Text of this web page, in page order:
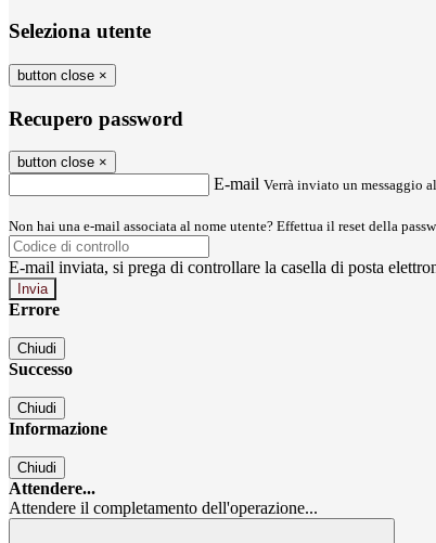
Seleziona utente
button close ×
Recupero password
button close ×
E-mail Verrà inviato un messaggio
Non hai una e-mail associata al nome utente? Effettua il reset della
E-mail inviata, si prega di controllare la casella di posta
Errore
Chiudi
Successo
Chiudi
Informazione
Chiudi
Attendere...
Attendere il completamento dell'operazione...